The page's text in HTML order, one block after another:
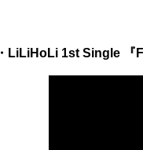
・LiLiHoLi 1st Single